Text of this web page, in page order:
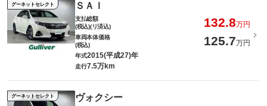
グーネットセレクト ＳＡＩ
支払総額
(税込)(リ済込)
132.8万円
車両本体価格
(税込)
125.7万円
年式2015(平成27)年
走行7.5万km
グーネットセレクト ヴォクシー